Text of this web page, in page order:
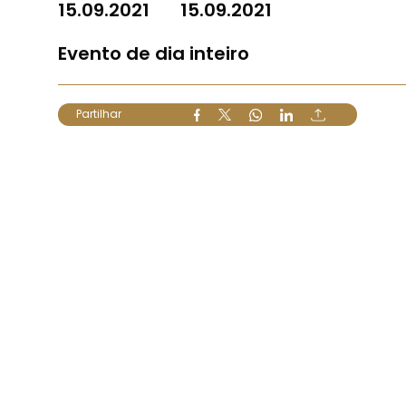
15.09.2021
15.09.2021
Evento de dia inteiro
Partilhar